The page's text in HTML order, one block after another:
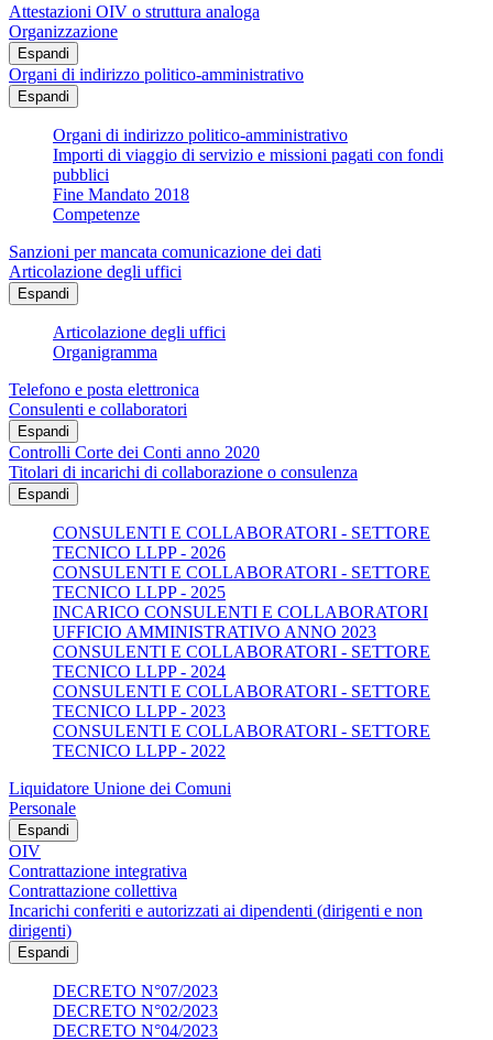
Attestazioni OIV o struttura analoga
Organizzazione
Espandi
Organi di indirizzo politico-amministrativo
Espandi
Organi di indirizzo politico-amministrativo
Importi di viaggio di servizio e missioni pagati con fondi
pubblici
Fine Mandato 2018
Competenze
Sanzioni per mancata comunicazione dei dati
Articolazione degli uffici
Espandi
Articolazione degli uffici
Organigramma
Telefono e posta elettronica
Consulenti e collaboratori
Espandi
Controlli Corte dei Conti anno 2020
Titolari di incarichi di collaborazione o consulenza
Espandi
CONSULENTI E COLLABORATORI - SETTORE
TECNICO LLPP - 2026
CONSULENTI E COLLABORATORI - SETTORE
TECNICO LLPP - 2025
INCARICO CONSULENTI E COLLABORATORI
UFFICIO AMMINISTRATIVO ANNO 2023
CONSULENTI E COLLABORATORI - SETTORE
TECNICO LLPP - 2024
CONSULENTI E COLLABORATORI - SETTORE
TECNICO LLPP - 2023
CONSULENTI E COLLABORATORI - SETTORE
TECNICO LLPP - 2022
Liquidatore Unione dei Comuni
Personale
Espandi
OIV
Contrattazione integrativa
Contrattazione collettiva
Incarichi conferiti e autorizzati ai dipendenti (dirigenti e non
dirigenti)
Espandi
DECRETO N°07/2023
DECRETO N°02/2023
DECRETO N°04/2023